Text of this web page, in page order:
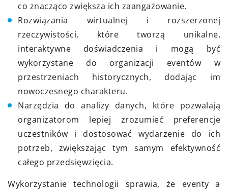
co znacząco zwiększa ich zaangażowanie.
Rozwiązania wirtualnej i rozszerzonej
rzeczywistości, które tworzą unikalne,
interaktywne doświadczenia i mogą być
wykorzystane do organizacji eventów w
przestrzeniach historycznych, dodając im
nowoczesnego charakteru.
Narzędzia do analizy danych, które pozwalają
organizatorom lepiej zrozumieć preferencje
uczestników i dostosować wydarzenie do ich
potrzeb, zwiększając tym samym efektywność
całego przedsięwzięcia.
Wykorzystanie technologii sprawia, że eventy a